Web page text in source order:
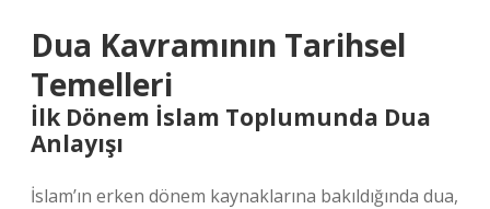
Dua Kavramının Tarihsel
Temelleri
İlk Dönem İslam Toplumunda Dua
Anlayışı
İslam’ın erken dönem kaynaklarına bakıldığında dua,